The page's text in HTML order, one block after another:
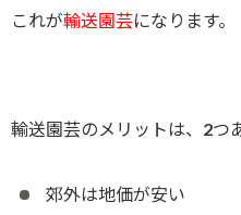
これが輸送園芸になります。
輸送園芸のメリットは、2つ
郊外は地価が安い